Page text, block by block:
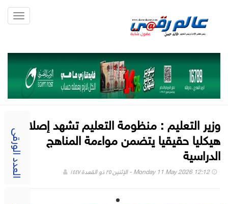
العدد الورقى
وزير التعليم : منظومة التعليم تشهد إصلاحا
هيكليا حقيقيا يتضمن مواءمة المناهج
الدراسية
Monday 11 May 2026 12:12 - الإثنين ٢٥ ذو القعدة ١٤٤٧